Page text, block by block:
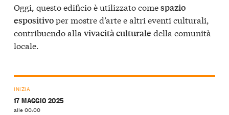
Oggi, questo edificio è utilizzato comespazio
espositivoper mostre d’arte e altri eventi culturali,
contribuendo alla vivacità culturale della comunità
locale.
INIZIA
17 MAGGIO 2025
alle 00:00